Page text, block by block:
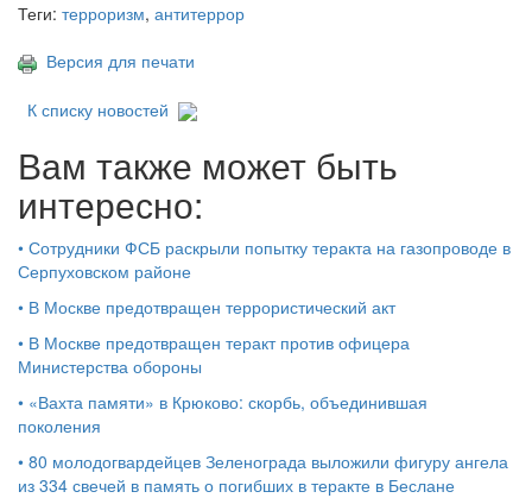
Теги: терроризм, антитеррор
Версия для печати
К списку новостей
Вам также может быть
интересно:
• Сотрудники ФСБ раскрыли попытку теракта на газопроводе в
Серпуховском районе
• В Москве предотвращен террористический акт
• В Москве предотвращен теракт против офицера
Министерства обороны
• «Вахта памяти» в Крюково: скорбь, объединившая
поколения
• 80 молодогвардейцев Зеленограда выложили фигуру ангела
из 334 свечей в память о погибших в теракте в Беслане